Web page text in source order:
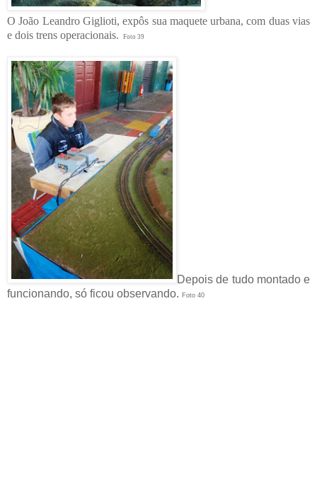
O João Leandro Giglioti, expôs sua maquete urbana, com duas vias
e dois trens operacionais.
Foto 39
Depois de tudo montado e
funcionando, só ficou observando. Foto 40